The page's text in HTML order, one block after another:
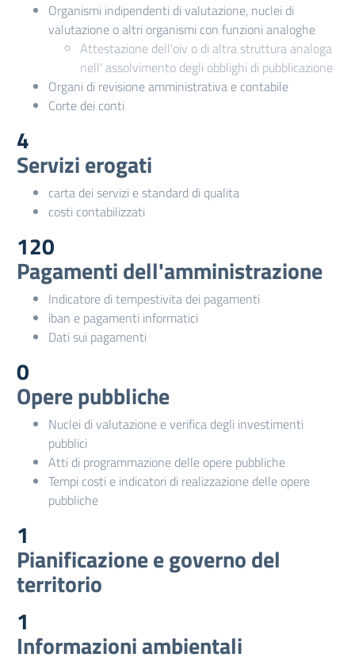
Organismi indipendenti di valutazione, nuclei di
valutazione o altri organismi con funzioni analoghe
Attestazione dell'oiv o di altra struttura analoga
nell' assolvimento degli obblighi di pubblicazione
Organi di revisione amministrativa e contabile
Corte dei conti
4
Servizi erogati
carta dei servizi e standard di qualita
costi contabilizzati
120
Pagamenti dell'amministrazione
Indicatore di tempestivita dei pagamenti
iban e pagamenti informatici
Dati sui pagamenti
0
Opere pubbliche
Nuclei di valutazione e verifica degli investimenti
pubblici
Atti di programmazione delle opere pubbliche
Tempi costi e indicatori di realizzazione delle opere
pubbliche
1
Pianificazione e governo del
territorio
1
Informazioni ambientali